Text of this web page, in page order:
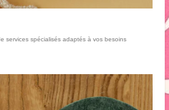
services spécialisés adaptés à vos besoins